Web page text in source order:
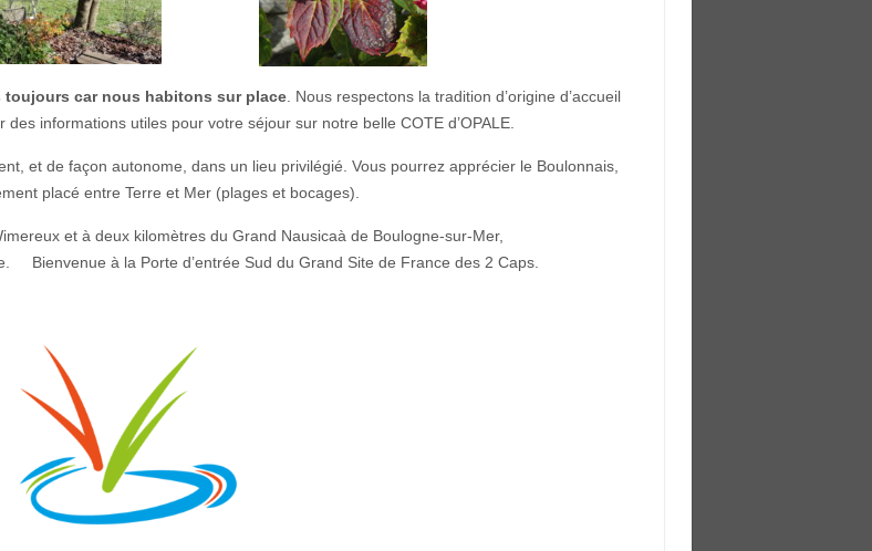
car nous habitons sur place. Nous respectons la tradition d’origine d’accueil
informations utiles pour votre séjour sur notre belle COTE d’OPALE.
et de façon autonome, dans un lieu privilégié. Vous pourrez apprécier le Boulonnais,
placé entre Terre et Mer (plages et bocages).
et à deux kilomètres du Grand Nausicaà de Boulogne-sur-Mer,
Bienvenue à la Porte d’entrée Sud du Grand Site de France des 2 Caps.